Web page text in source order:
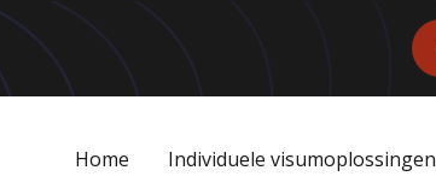
Home Individuele visumoplossingen